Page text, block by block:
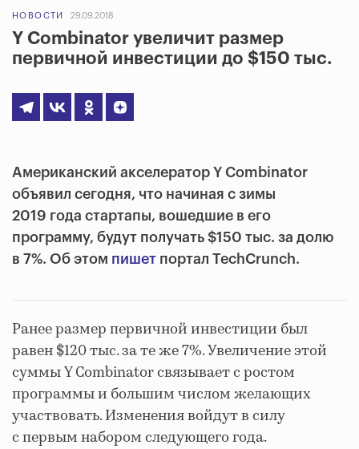
НОВОСТИ 29.09.2018
Y Combinator увеличит размер
первичной инвестиции до $150 тыс.
Американский акселератор Y Combinator
объявил сегодня, что начиная с зимы
2019 года стартапы, вошедшие в его
программу, будут получать $150 тыс. за долю
в 7%. Об этом пишет портал TechCrunch.
Ранее размер первичной инвестиции был
равен $120 тыс. за те же 7%. Увеличение этой
суммы Y Combinator связывает с ростом
программы и большим числом желающих
участвовать. Изменения войдут в силу
с первым набором следующего года.